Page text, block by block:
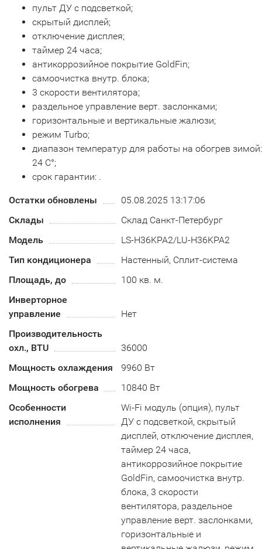
пульт ДУ с подсветкой;
скрытый дисплей;
отключение дисплея;
таймер 24 часа;
антикоррозийное покрытие GoldFin;
самоочистка внутр. блока;
3 скорости вентилятора;
раздельное управление верт. заслонками;
горизонтальные и вертикальные жалюзи;
режим Turbo;
диапазон температур для работы на обогрев
24 С°;
срок гарантии: .
Остатки обновлены
05.08.2025 13:17:06
Склады
Склад Санкт-Петербург
Модель
LS-H36KPA2/LU-H36KPA2
Тип кондиционера
Настенный, Сплит-система
Площадь, до
100 кв. м.
Инверторное
управление
Нет
Производительность
охл., BTU
36000
Мощность охлаждения
9960 Вт
Мощность обогрева
10840 Вт
Особенности
исполнения
Wi-Fi модуль (опция), пульт
ДУ с подсветкой, скрытый
дисплей, отключение дисплея,
таймер 24 часа,
антикоррозийное покрытие
GoldFin, самоочистка внутр.
блока, 3 скорости
вентилятора, раздельное
управление верт. заслонками,
горизонтальные и